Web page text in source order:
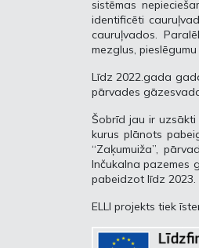
sistēmas
identificēti
cauruļvados.
mezglus,
Līdz 2022.gada
pārvades
Šobrīd jau ir
kurus plānots
“Zaķumuiža”,
Inčukalna pazemes
pabeidzot līdz
ELLI projekts tiek